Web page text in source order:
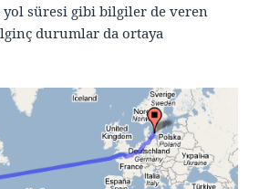
süresi gibi bilgiler de veren
durumlar da ortaya